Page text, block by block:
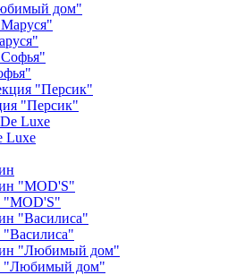
дом"
"Персик"
Luxe
"Любимый дом"